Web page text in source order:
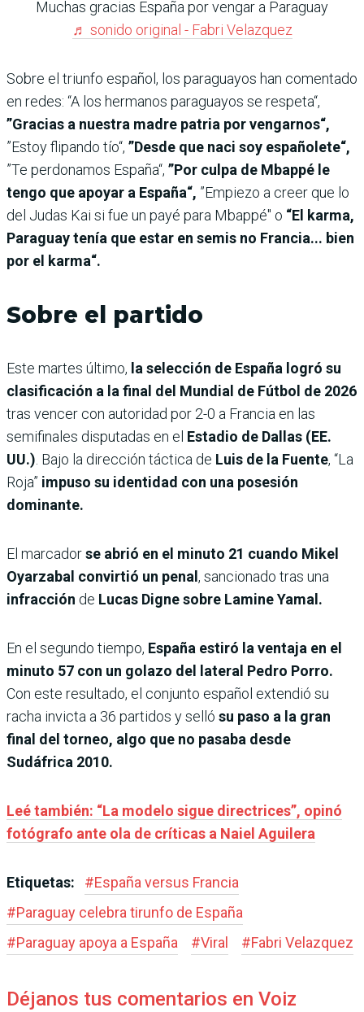
Muchas gracias España por vengar a Paraguay
♬ sonido original - Fabri Velazquez
Sobre el triunfo español, los paraguayos han comentado
en redes: “A los hermanos paraguayos se respeta“,
”Gracias a nuestra madre patria por vengarnos“,
”Estoy flipando tío“, ”Desde que naci soy españolete“,
”Te perdonamos España“, ”Por culpa de Mbappé le
tengo que apoyar a España“, ”Empiezo a creer que lo
del Judas Kai si fue un payé para Mbappé" o “El karma,
Paraguay tenía que estar en semis no Francia... bien
por el karma“.
Sobre el partido
Este martes último, la selección de España logró su
clasificación a la final del Mundial de Fútbol de 2026
tras vencer con autoridad por 2-0 a Francia en las
semifinales disputadas en el Estadio de Dallas (EE.
UU.). Bajo la dirección táctica de Luis de la Fuente, “La
Roja” impuso su identidad con una posesión
dominante.
El marcadorse abrió en el minuto 21 cuando Mikel
Oyarzabal convirtió un penal , sancionado tras una
infracción de Lucas Digne sobre Lamine Yamal.
En el segundo tiempo, España estiró la ventaja en el
minuto 57 con un golazo del lateral Pedro Porro.
Con este resultado, el conjunto español extendió su
racha invicta a 36 partidos y selló su paso a la gran
final del torneo, algo que no pasaba desde
Sudáfrica 2010.
Leé también: “La modelo sigue directrices”, opinó
fotógrafo ante ola de críticas a Naiel Aguilera
Etiquetas: #España versus Francia
#Paraguay celebra tirunfo de España
#Paraguay apoya a España #Viral #Fabri Velazquez
Déjanos tus comentarios en Voiz